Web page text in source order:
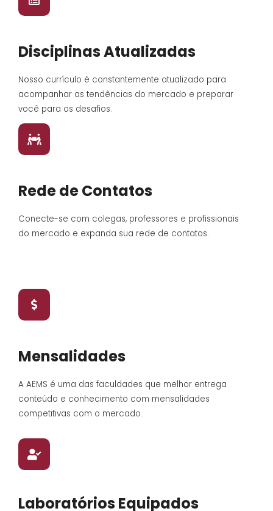
Disciplinas Atualizadas
Nosso currículo é constantemente atualizado para
acompanhar as tendências do mercado e preparar
você para os desafios.
Rede de Contatos
Conecte-se com colegas, professores e profissionais
do mercado e expanda sua rede de contatos.
Mensalidades
A AEMS é uma das faculdades que melhor entrega
conteúdo e conhecimento com mensalidades
competitivas com o mercado.
Laboratórios Equipados